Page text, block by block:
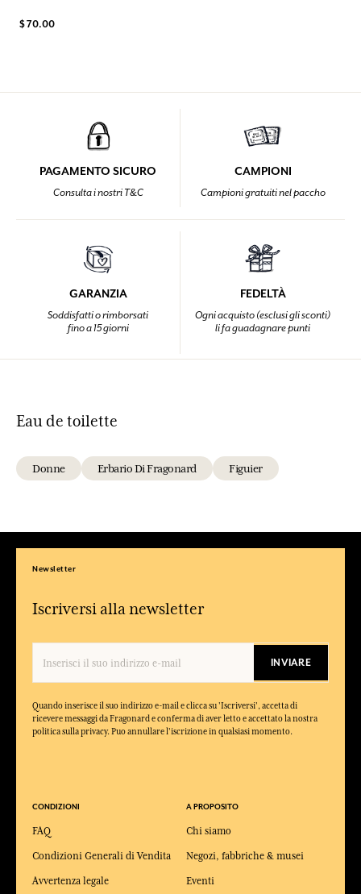
$ 70.00
PAGAMENTO SICURO
Consulta i nostri T&C
CAMPIONI
Campioni gratuiti nel paccho
GARANZIA
Soddisfatti o rimborsati
fino a 15 giorni
FEDELTÀ
Ogni acquisto (esclusi gli sconti)
li fa guadagnare punti
Eau de toilette
Donne Erbario Di Fragonard Figuier
Newsletter
Iscriversi alla newsletter
INVIARE
Quando inserisce il suo indirizzo e-mail e clicca su 'Iscriversi', accetta di
ricevere messaggi da Fragonard e conferma di aver letto e accettato la nostra
politica sulla privacy. Puo annullare l'iscrizione in qualsiasi momento.
CONDIZIONI
FAQ
Condizioni Generali di Vendita
Avvertenza legale
A PROPOSITO
Chi siamo
Negozi, fabbriche & musei
Eventi